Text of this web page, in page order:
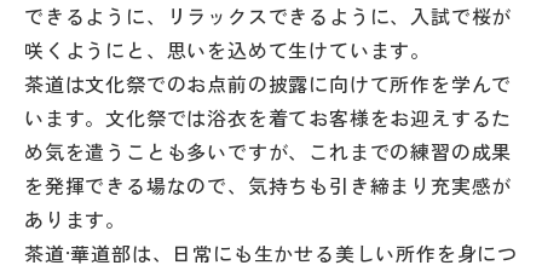
できるように、リラックスできるように、入試で桜が
咲くようにと、思いを込めて生けています。
茶道は文化祭でのお点前の披露に向けて所作を学んで
います。文化祭では浴衣を着てお客様をお迎えするた
め気を遣うことも多いですが、これまでの練習の成果
を発揮できる場なので、気持ちも引き締まり充実感が
あります。
茶道·華道部は、日常にも生かせる美しい所作を身につ